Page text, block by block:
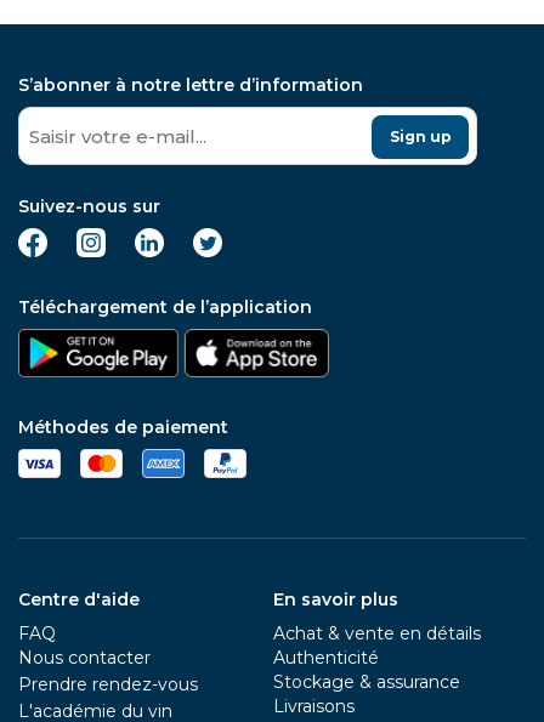
S’abonner à notre lettre d’information
Sign up
Suivez-nous sur
Téléchargement de l’application
Méthodes de paiement
Centre d'aide
FAQ
Nous contacter
Prendre rendez-vous
L'académie du vin
En savoir plus
Achat & vente en détails
Authenticité
Stockage & assurance
Livraisons